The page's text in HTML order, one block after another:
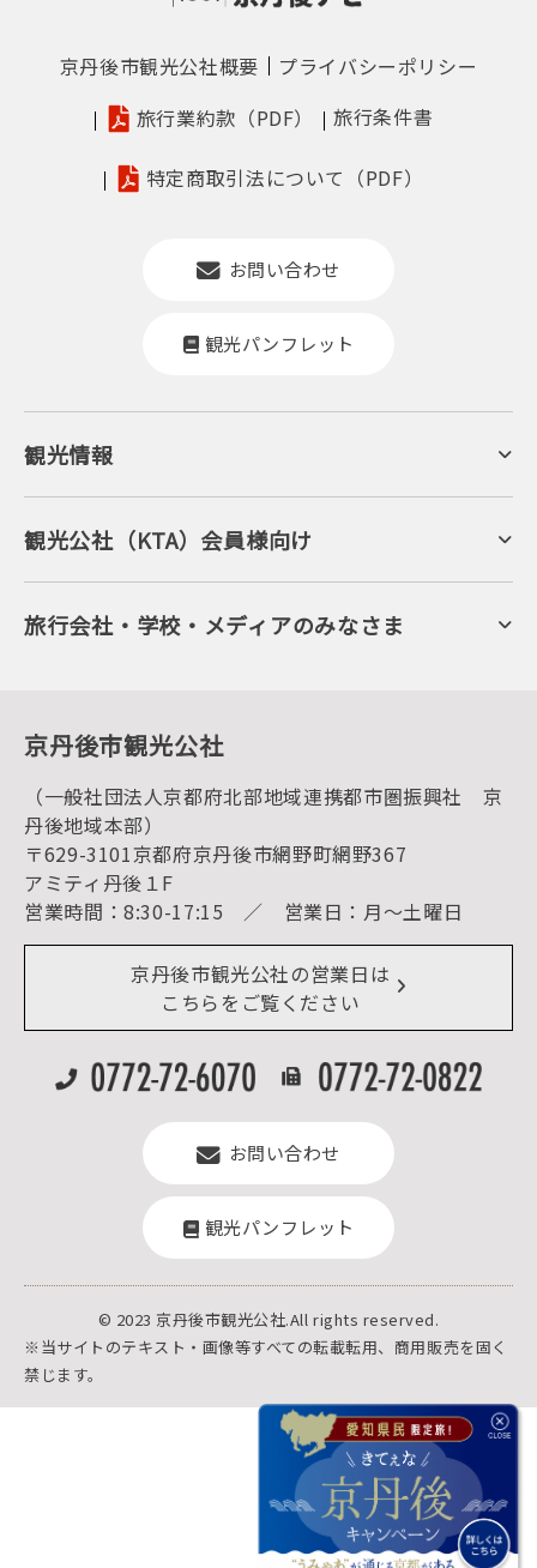
京丹後市観光公社概要
プライバシーポリシー
旅行業約款（PDF）
旅行条件書
特定商取引法について（PDF）
お問い合わせ
観光パンフレット
観光情報
京丹後について
ジオパークの絶景
キャンプ・グランピング
自然景観
旬の食
フルーツ
美術館・資料館
観光
海水浴
キャンプ
お宿探し
宿泊・日帰り予約（空室検索）
予約照会・予約キャンセル
宿泊施設一覧（お宿比較ページ）
アクセス
お知らせ
イベント情報
デジタル観光パンフレット
リアルタイム道路情報
よくある質問
観光公社（KTA）会員様向け
KTA会員コミュニティ
会員向けサービス
KTAニュースレター
会員加入・会員情報（会員規程）
旅行会社・学校・メディアのみなさま
プレスリリース
京丹後市観光公社
（一般社団法人京都府北部地域連携都市圏振興社 京
丹後地域本部）
〒629-3101京都府京丹後市網野町網野367
アミティ丹後１F
営業時間：8:30-17:15 ／ 営業日：月～土曜日
京丹後市観光公社の営業日は
こちらをご覧ください
お問い合わせ
観光パンフレット
© 2023 京丹後市観光公社.All rights reserved.
※当サイトのテキスト・画像等すべての転載転用、商用販売を固く
禁じます。